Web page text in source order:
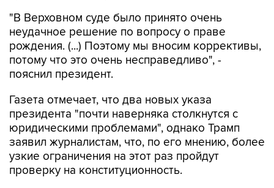
"В Верховном суде было принято очень
неудачное решение по вопросу о праве
рождения. (...) Поэтому мы вносим коррективы,
потому что это очень несправедливо", -
пояснил президент.
Газета отмечает, что два новых указа
президента "почти наверняка столкнутся с
юридическими проблемами", однако Трамп
заявил журналистам, что, по его мнению, более
узкие ограничения на этот раз пройдут
проверку на конституционность.